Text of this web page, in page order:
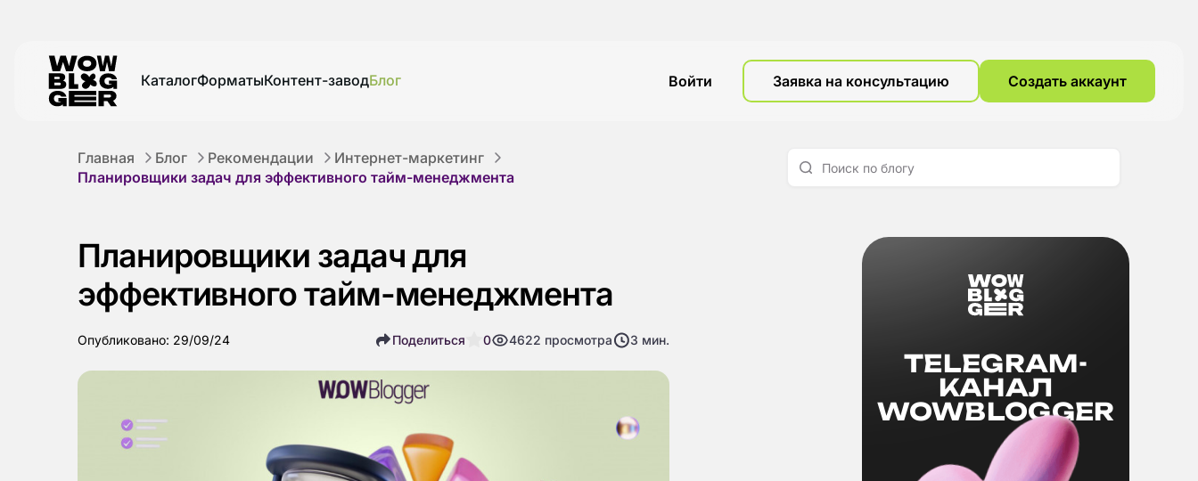
КаталогФорматыКонтент-заводБлог Войти Заявка на консультацию Создать аккаунт
Главная Блог Рекомендации
Интернет-маркетинг
Планировщики задач для эффективного тайм-менеджмента
TELEGRAM-
КАНАЛ
WOWBLOGGER
Планировщики задач для
эффективного тайм-менеджмента
Опубликовано: 29/09/24 Поделиться 0 4622 просмотра 3 мин.